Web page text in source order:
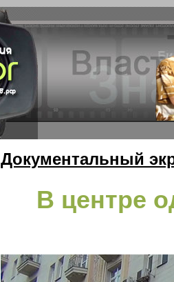
Документальный
В центре